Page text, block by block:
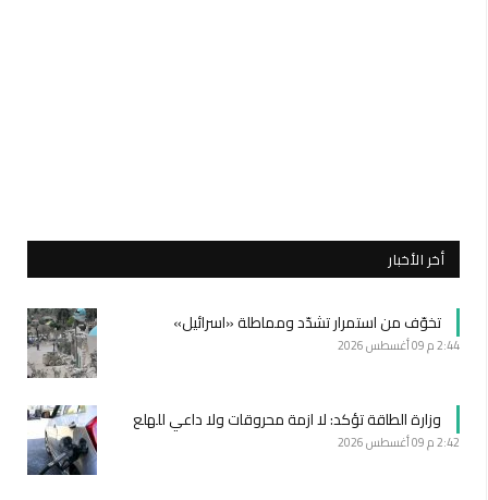
أخر الأخبار
تخوّف من استمرار تشدّد ومماطلة «اسرائيل»
2:44 م 09 أغسطس 2026
وزارة الطاقة تؤكد: لا ازمة محروقات ولا داعي للهلع
2:42 م 09 أغسطس 2026